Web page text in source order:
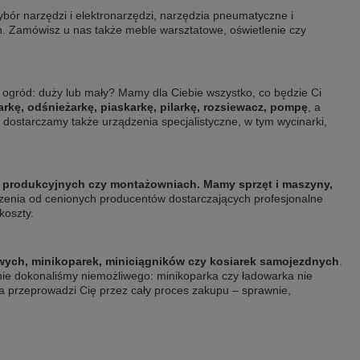
narzędzi i elektronarzędzi, narzędzia pneumatyczne i
u nas także meble warsztatowe, oświetlenie czy
duży lub mały? Mamy dla Ciebie wszystko, co będzie Ci
odśnieżarkę, piaskarkę, pilarkę, rozsiewacz, pompę , a
także urządzenia specjalistyczne, w tym wycinarki,
czy montażowniach. Mamy sprzęt i maszyny,
od cenionych producentów dostarczających profesjonalne
minikoparek, miniciągników czy kosiarek samojezdnych
dokonaliśmy niemożliwego: minikoparka czy ładowarka nie
Cię przez cały proces zakupu – sprawnie,